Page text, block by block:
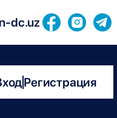
dc.uz
Регистрация